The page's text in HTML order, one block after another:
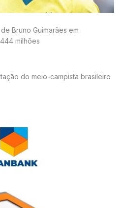
Bruno Guimarães em
milhões
do meio-campista brasileiro